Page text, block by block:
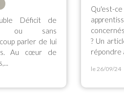
Déficit de
ou sans
parler de lui
Au cœur de
Qu'est-
? Un
répondre
le 26/09/24